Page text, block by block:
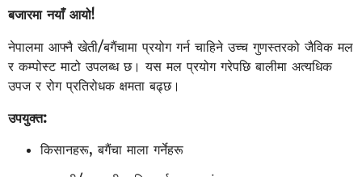
बजारमा नयाँ आयो!
नेपालमा आफ्नै खेती/बगैंचामा प्रयोग गर्न चाहिने उच्च गुणस्तरको जैविक मल
र कम्पोस्ट माटो उपलब्ध छ। यस मल प्रयोग गरेपछि बालीमा अत्यधिक
उपज र रोग प्रतिरोधक क्षमता बढ्छ।
उपयुक्त:
किसानहरू, बगैंचा माला गर्नेहरू